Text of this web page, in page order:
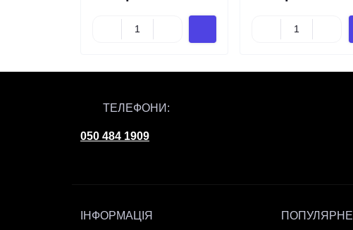
ТЕЛЕФОНИ:
050 484 1909
ІНФОРМАЦІЯ ПОПУЛЯРНЕ